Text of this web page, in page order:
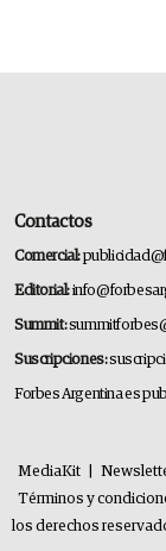
Contactos
Comercial:
Editorial:
Summit:
Suscripciones:
Forbes Argentina es
MediaKit
Términos y
los derechos